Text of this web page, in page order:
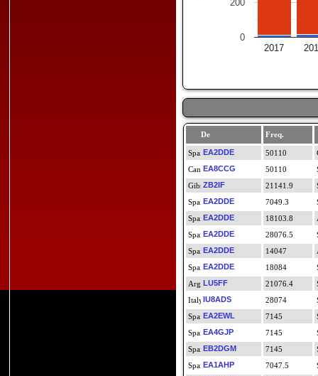
2017
0
200
De Freq.
EA2DDE
50110
EA8CCG
50110
ZB2IF
21141.9
EA2DDE
7049.3
EA2DDE
18103.8
EA2DDE
28076.5
EA2DDE
14047
EA2DDE
18084
LU5FF
21076.4
IU8ADS
28074
EA2EWL
7145
EA4GJP
7145
EB2DGM
7145
EA1AHP
7047.5